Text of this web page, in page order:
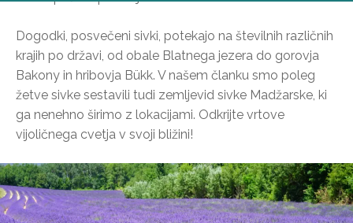
Dogodki, posvečeni sivki, potekajo na številnih različnih
krajih po državi, od obale Blatnega jezera do gorovja
Bakony in hribovja Bükk. V našem članku smo poleg
žetve sivke sestavili tudi zemljevid sivke Madžarske, ki
ga nenehno širimo z lokacijami. Odkrijte vrtove
vijoličnega cvetja v svoji bližini!